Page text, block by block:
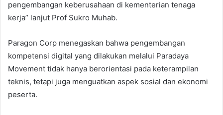
pengembangan keberusahaan di kementerian tenaga
kerja” lanjut Prof Sukro Muhab.
Paragon Corp menegaskan bahwa pengembangan
kompetensi digital yang dilakukan melalui Paradaya
Movement tidak hanya berorientasi pada keterampilan
teknis, tetapi juga menguatkan aspek sosial dan ekonomi
peserta.